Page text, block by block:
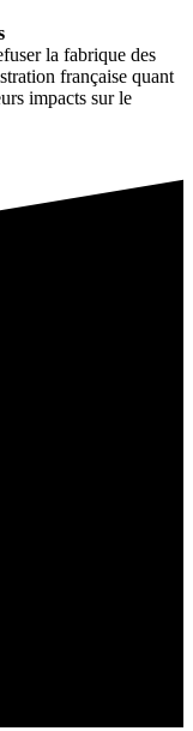
la fabrique des
française quant
impacts sur le